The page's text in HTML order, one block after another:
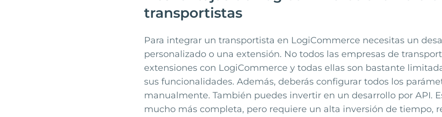
transportistas
Para integrar un transportista en LogiCommerce necesitas un
personalizado o una extensión. No todos las empresas de
extensiones con LogiCommerce y todas ellas son bastante
sus funcionalidades. Además, deberás configurar todos los
manualmente. También puedes invertir en un desarrollo por API.
mucho más completa, pero requiere un alta inversión de tiempo,